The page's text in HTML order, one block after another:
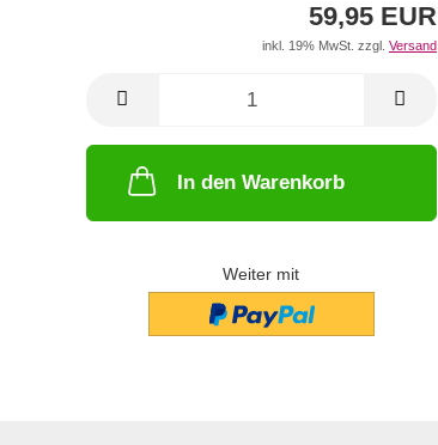
59,95 EUR
inkl. 19% MwSt. zzgl. Versand
In den Warenkorb
Weiter mit